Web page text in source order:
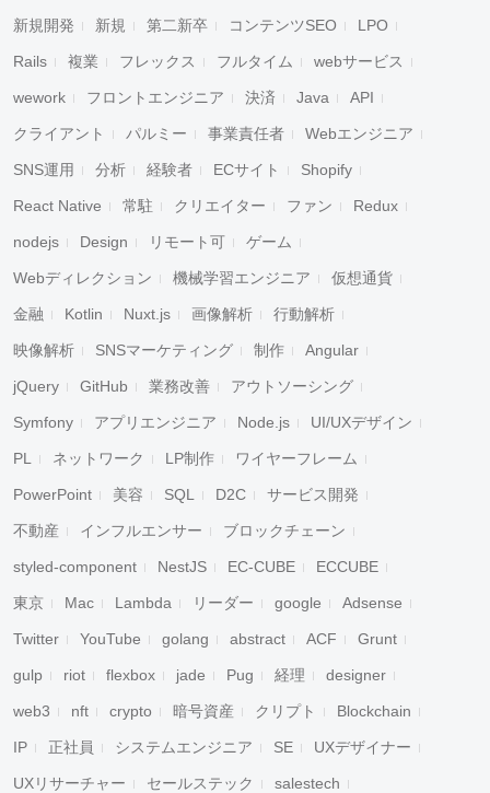
新規開発 新規 第二新卒 コンテンツSEO LPO
Rails 複業 フレックス フルタイム webサービス
wework フロントエンジニア 決済 Java API
クライアント パルミー 事業責任者 Webエンジニア
SNS運用 分析 経験者 ECサイト Shopify
React Native 常駐 クリエイター ファン Redux
nodejs Design リモート可 ゲーム
Webディレクション 機械学習エンジニア 仮想通貨
金融 Kotlin Nuxt.js 画像解析 行動解析
映像解析 SNSマーケティング 制作 Angular
jQuery GitHub 業務改善 アウトソーシング
Symfony アプリエンジニア Node.js UI/UXデザイン
PL ネットワーク LP制作 ワイヤーフレーム
PowerPoint 美容 SQL D2C サービス開発
不動産 インフルエンサー ブロックチェーン
styled-component NestJS EC-CUBE ECCUBE
東京 Mac Lambda リーダー google Adsense
Twitter YouTube golang abstract ACF Grunt
gulp riot flexbox jade Pug 経理 designer
web3 nft crypto 暗号資産 クリプト Blockchain
IP 正社員 システムエンジニア SE UXデザイナー
UXリサーチャー セールステック salestech